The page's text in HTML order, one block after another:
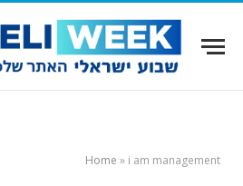
Home » i am management